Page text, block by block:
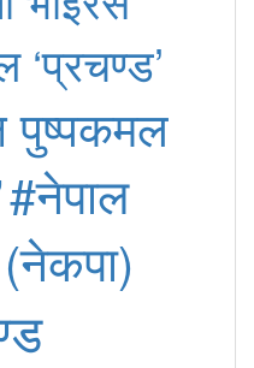
‘प्रचण्ड’
पुष्पकमल
#नेपाल
(नेकपा)